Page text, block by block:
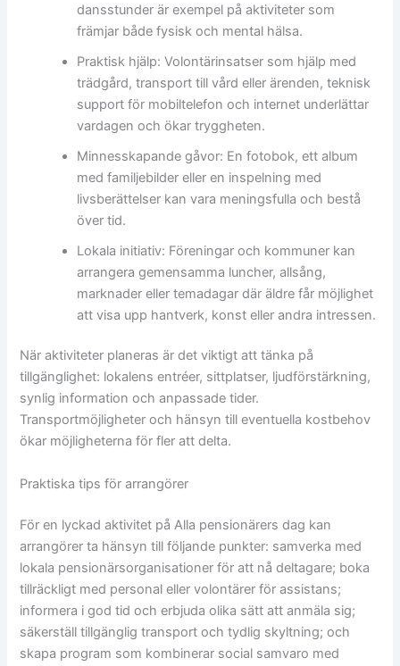
dansstunder är exempel på aktiviteter som
främjar både fysisk och mental hälsa.
Praktisk hjälp: Volontärinsatser som hjälp med
trädgård, transport till vård eller ärenden, teknisk
support för mobiltelefon och internet underlättar
vardagen och ökar tryggheten.
Minnesskapande gåvor: En fotobok, ett album
med familjebilder eller en inspelning med
livsberättelser kan vara meningsfulla och bestå
över tid.
Lokala initiativ: Föreningar och kommuner kan
arrangera gemensamma luncher, allsång,
marknader eller temadagar där äldre får möjlighet
att visa upp hantverk, konst eller andra intressen.
När aktiviteter planeras är det viktigt att tänka på
tillgänglighet: lokalens entréer, sittplatser, ljudförstärkning,
synlig information och anpassade tider.
Transportmöjligheter och hänsyn till eventuella kostbehov
ökar möjligheterna för fler att delta.
Praktiska tips för arrangörer
För en lyckad aktivitet på Alla pensionärers dag kan
arrangörer ta hänsyn till följande punkter: samverka med
lokala pensionärsorganisationer för att nå deltagare; boka
tillräckligt med personal eller volontärer för assistans;
informera i god tid och erbjuda olika sätt att anmäla sig;
säkerställ tillgänglig transport och tydlig skyltning; och
skapa program som kombinerar social samvaro med